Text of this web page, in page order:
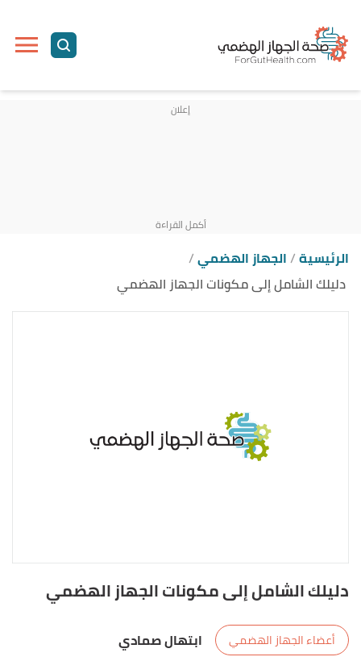
الرئيسية الجهاز الهضمي
دليلك الشامل إلى مكونات الجهاز الهضمي
دليلك الشامل إلى مكونات الجهاز الهضمي
أعضاء الجهاز الهضمي
ابتهال صمادي